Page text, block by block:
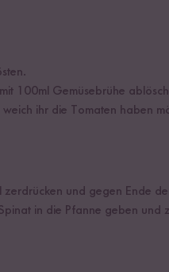
100ml Gemüsebrühe
ihr die Tomaten haben
und gegen Ende
in die Pfanne geben und